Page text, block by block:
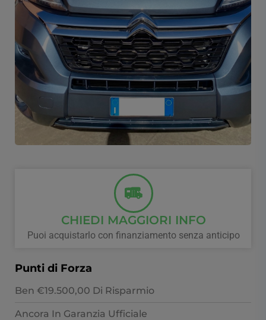
CHIEDI MAGGIORI INFO
Puoi acquistarlo con finanziamento senza anticipo
Punti di Forza
Ben €19.500,00 Di Risparmio
Ancora In Garanzia Ufficiale